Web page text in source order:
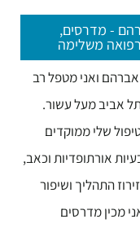
- מדרסים,
משלימה
אברהם ואני מטפל רב
אביב מעל עשור.
שלי ממוקדים
אורתופדיות וכאב,
התהליך ושיפור
מכין מדרסים